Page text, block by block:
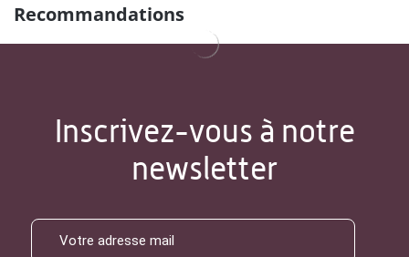
Recommandations
Inscrivez-vous à notre
newsletter